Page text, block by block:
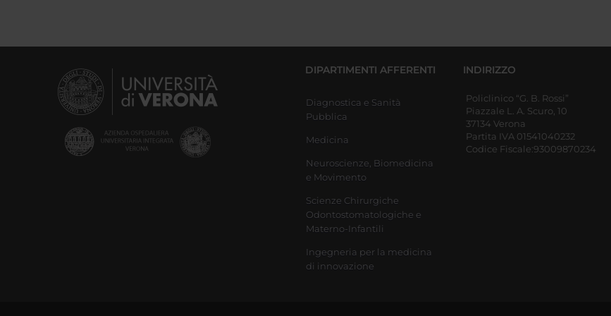
DIPARTIMENTI AFFERENTI
Diagnostica e Sanità
Pubblica
Medicina
Neuroscienze, Biomedicina
e Movimento
Scienze Chirurgiche
Odontostomatologiche e
Materno-Infantili
Ingegneria per la medicina
di innovazione
INDIRIZZO
Policlinico “G. B. Rossi”
Piazzale L. A. Scuro, 10
37134 Verona
Partita IVA 01541040232
Codice Fiscale:93009870234